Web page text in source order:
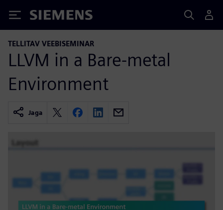
Siemens
TELLITAV VEEBISEMINAR
LLVM in a Bare-metal
Environment
Jaga